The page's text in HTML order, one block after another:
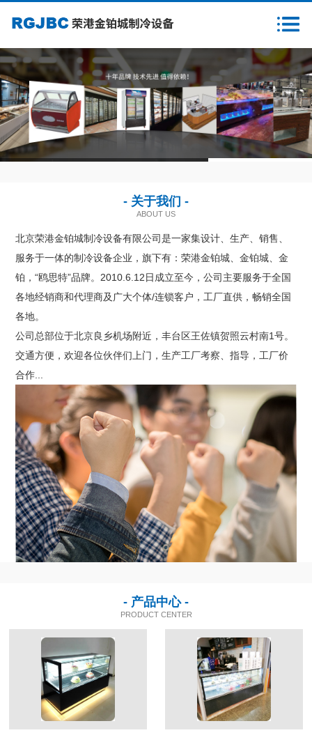
1 2
- 关于我们 -
ABOUT US
北京荣港金铂城制冷设备有限公司是一家集设计、生产、销售、
服务于一体的制冷设备企业，旗下有：荣港金铂城、金铂城、金
铂，“鸥思特”品牌。2010.6.12日成立至今，公司主要服务于全国
各地经销商和代理商及广大个体/连锁客户，工厂直供，畅销全国
各地。
公司总部位于北京良乡机场附近，丰台区王佐镇贺照云村南1号。
交通方便，欢迎各位伙伴们上门，生产工厂考察、指导，工厂价
合作...
- 产品中心 -
PRODUCT CENTER
关于我们
新闻资讯
产品中心
样本下载
营销网络